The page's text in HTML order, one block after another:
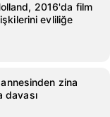
2016'da film
evliliğe
zina
davası